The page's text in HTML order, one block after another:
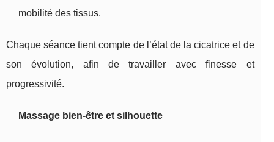
mobilité des tissus.
Chaque séance tient compte de l’état de la cicatrice et de
son évolution, afin de travailler avec finesse et
progressivité.
Massage bien-être et silhouette